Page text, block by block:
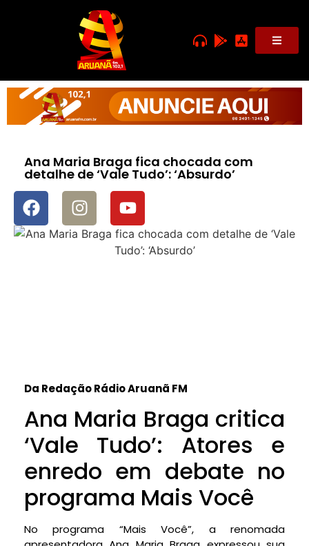
Ana Maria Braga fica chocada com
detalhe de ‘Vale Tudo’: ‘Absurdo’
Da Redação Rádio Aruanã FM
Ana Maria Braga critica
‘Vale Tudo’: Atores e
enredo em debate no
programa Mais Você
No programa “Mais Você”, a renomada